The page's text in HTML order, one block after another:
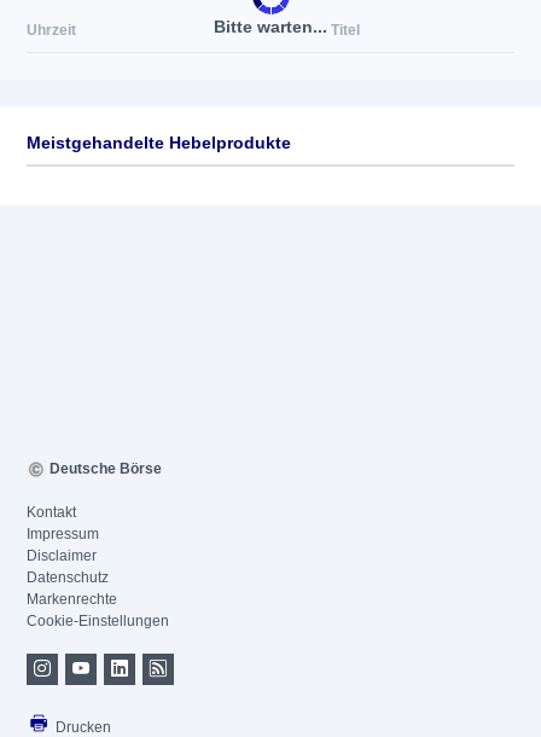
Bitte warten...
Uhrzeit Titel
Meistgehandelte Hebelprodukte
Deutsche Börse
Kontakt
Impressum
Disclaimer
Datenschutz
Markenrechte
Cookie-Einstellungen
Drucken